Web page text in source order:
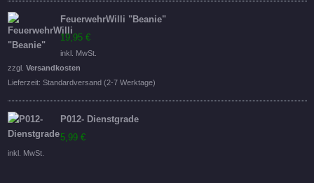
FeuerwehrWilli "Beanie"
19,95 €
inkl. MwSt.
zzgl. Versandkosten
Lieferzeit: Standardversand (2-7 Werktage)
P012- Dienstgrade
5,99 €
inkl. MwSt.